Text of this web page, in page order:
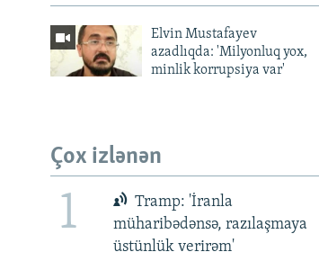
Elvin Mustafayev
azadlıqda: 'Milyonluq yox,
minlik korrupsiya var'
Çox izlənən
1
Tramp: 'İranla
müharibədənsə, razılaşmaya
üstünlük verirəm'